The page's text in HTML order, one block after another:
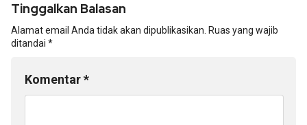
Tinggalkan Balasan
Alamat email Anda tidak akan dipublikasikan. Ruas yang wajib
ditandai *
Komentar*